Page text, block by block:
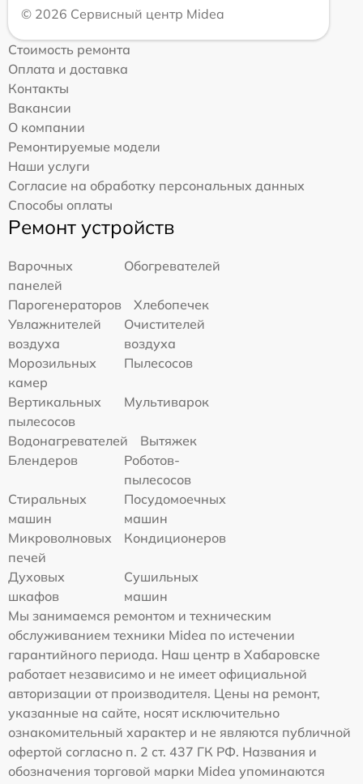
© 2026 Сервисный центр Midea
Стоимость ремонта
Оплата и доставка
Контакты
Вакансии
О компании
Ремонтируемые модели
Наши услуги
Согласие на обработку персональных данных
Способы оплаты
Ремонт устройств
Варочных
панелей
Обогревателей
Парогенераторов
Хлебопечек
Увлажнителей
воздуха
Очистителей
воздуха
Морозильных
камер
Пылесосов
Вертикальных
пылесосов
Мультиварок
Водонагревателей
Вытяжек
Блендеров
Роботов-
пылесосов
Стиральных
машин
Посудомоечных
машин
Микроволновых
печей
Кондиционеров
Духовых
шкафов
Сушильных
машин
Мы занимаемся ремонтом и техническим
обслуживанием техники Midea по истечении
гарантийного периода. Наш центр в Хабаровске
работает независимо и не имеет официальной
авторизации от производителя. Цены на ремонт,
указанные на сайте, носят исключительно
ознакомительный характер и не являются публичной
офертой согласно п. 2 ст. 437 ГК РФ. Названия и
обозначения торговой марки Midea упоминаются